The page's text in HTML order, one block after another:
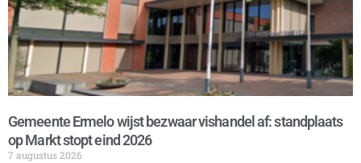
Gemeente Ermelo wijst bezwaar vishandel af: standplaats
op Markt stopt eind 2026
7 augustus 2026